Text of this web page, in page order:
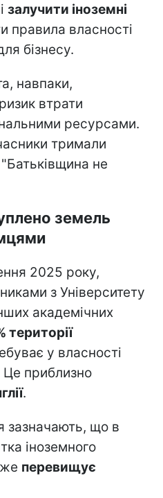
залучити іноземні
правила власності
бізнесу.
навпаки,
втрати
ресурсами.
тримали
не
земель
2025 року,
з Університету
академічних
території
у власності
Це приблизно
.
зазначають, що в
іноземного
перевищує